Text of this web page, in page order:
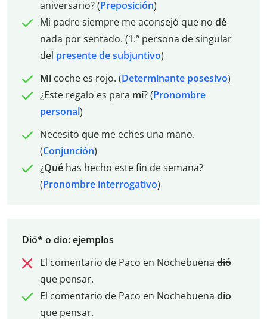
aniversario? (Preposición)
Mi padre siempre me aconsejó que no dé
nada por sentado. (1.ª persona de singular
del presente de subjuntivo)
Micoche es rojo. (Determinante posesivo)
¿Este regalo es para mí? (Pronombre
personal)
Necesito queme eches una mano.
(Conjunción)
¿Quéhas hecho este fin de semana?
(Pronombre interrogativo)
Dió* o dio: ejemplos
El comentario de Paco en Nochebuena dió
que pensar.
El comentario de Paco en Nochebuena dio
que pensar.